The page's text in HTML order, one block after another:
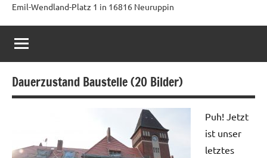
Emil-Wendland-Platz 1 in 16816 Neuruppin
Dauerzustand Baustelle (20 Bilder)
Puh! Jetzt
ist unser
letztes